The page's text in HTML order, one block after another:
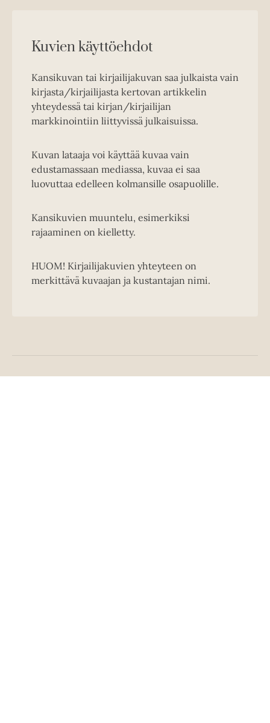
Kuvien käyttöehdot
Kansikuvan tai kirjailijakuvan saa julkaista vain
kirjasta/kirjailijasta kertovan artikkelin
yhteydessä tai kirjan/kirjailijan
markkinointiin liittyvissä julkaisuissa.
Kuvan lataaja voi käyttää kuvaa vain
edustamassaan mediassa, kuvaa ei saa
luovuttaa edelleen kolmansille osapuolille.
Kansikuvien muuntelu, esimerkiksi
rajaaminen on kielletty.
HUOM! Kirjailijakuvien yhteyteen on
merkittävä kuvaajan ja kustantajan nimi.